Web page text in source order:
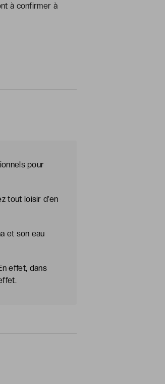
à confirmer à
pour
tout loisir d’en
et son eau
effet, dans